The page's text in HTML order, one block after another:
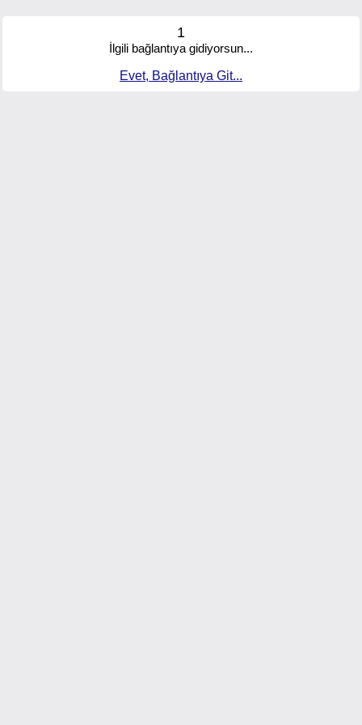
1
İlgili bağlantıya gidiyorsun...
Evet, Bağlantıya Git...